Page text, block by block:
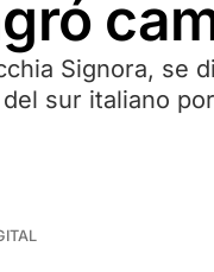
Signora, se
sur italiano